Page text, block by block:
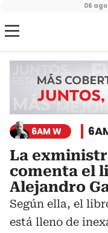
06
6AM W
La
comenta el
Alejandro
Según ella, el
está lleno de